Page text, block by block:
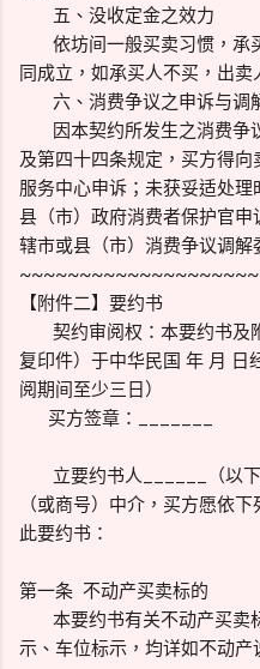
五、没收定金之效力
依坊间一般买卖习惯，承
同成立，如承买人不买，出卖
六、消费争议之申诉与调
因本契约所发生之消费争
及第四十四条规定，买方得
服务中心申诉；未获妥适处
县（市）政府消费者保护官
辖市或县（市）消费争议调解
【附件二】要约书
契约审阅权：本要约书及
复印件）于中华民国 年 月 日
阅期间至少三日）
买方签章：_______
立要约书人______（以下
（或商号）中介，买方愿依
此要约书：
第一条 不动产买卖标的
本要约书有关不动产买卖
示、车位标示，均详如不动产